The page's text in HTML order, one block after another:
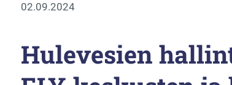
02.09.2024
Hulevesien